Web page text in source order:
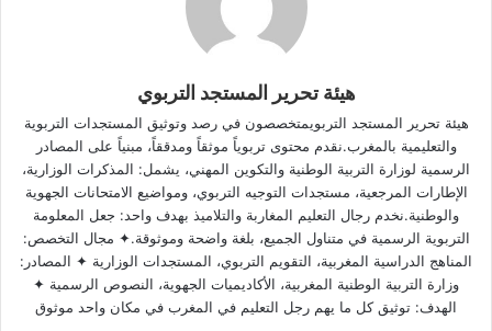
هيئة تحرير المستجد التربوي
هيئة تحرير المستجد التربويمتخصصون في رصد وتوثيق المستجدات التربوية
والتعليمية بالمغرب.نقدم محتوى تربوياً موثقاً ومدققاً، مبنياً على المصادر
الرسمية لوزارة التربية الوطنية والتكوين المهني، يشمل: المذكرات الوزارية،
الإطارات المرجعية، مستجدات التوجيه التربوي، ومواضيع الامتحانات الجهوية
والوطنية.نخدم رجال التعليم المغاربة والتلاميذ بهدف واحد: جعل المعلومة
التربوية الرسمية في متناول الجميع، بلغة واضحة وموثوقة.✦ مجال التخصص:
المناهج الدراسية المغربية، التقويم التربوي، المستجدات الوزارية ✦ المصادر:
وزارة التربية الوطنية المغربية، الأكاديميات الجهوية، النصوص الرسمية ✦
الهدف: توثيق كل ما يهم رجل التعليم في المغرب في مكان واحد موثوق